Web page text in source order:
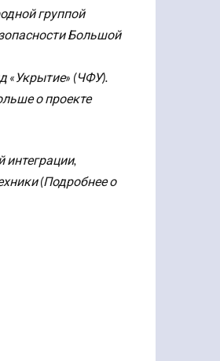
группой
Большой
«Укрытие» (ЧФУ).
о проекте
(Подробнее о